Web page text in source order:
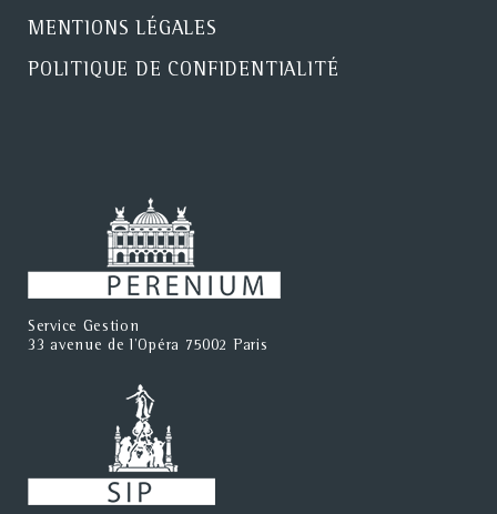
MENTIONS LÉGALES
POLITIQUE DE CONFIDENTIALITÉ
Service Gestion
33 avenue de l'Opéra 75002 Paris